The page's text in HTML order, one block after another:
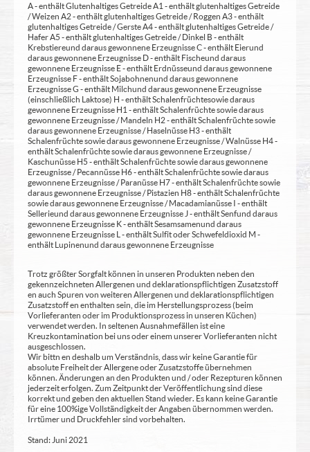
A - enthält Glutenhaltiges Getreide A1 - enthält glutenhaltiges Getreide
/ Weizen A2 - enthält glutenhaltiges Getreide / Roggen A3 - enthält
glutenhaltiges Getreide / Gerste A4 - enthält glutenhaltiges Getreide /
Hafer A5 - enthält glutenhaltiges Getreide / Dinkel B - enthält
Krebstiere und daraus gewonnene Erzeugnisse C - enthält Eier und
daraus gewonnene Erzeugnisse D - enthält Fische und daraus
gewonnene Erzeugnisse E - enthält Erdnüsse und daraus gewonnene
Erzeugnisse F - enthält Sojabohnen und daraus gewonnene
Erzeugnisse G - enthält Milch und daraus gewonnene Erzeugnisse
(einschließlich Laktose) H - enthält Schalenfrüchte sowie daraus
gewonnene Erzeugnisse H1 - enthält Schalenfrüchte sowie daraus
gewonnene Erzeugnisse / Mandeln H2 - enthält Schalenfrüchte sowie
daraus gewonnene Erzeugnisse / Haselnüsse H3 - enthält
Schalenfrüchte sowie daraus gewonnene Erzeugnisse / Walnüsse H4 -
enthält Schalenfrüchte sowie daraus gewonnene Erzeugnisse /
Kaschunüsse H5 - enthält Schalenfrüchte sowie daraus gewonnene
Erzeugnisse / Pecannüsse H6 - enthält Schalenfrüchte sowie daraus
gewonnene Erzeugnisse / Paranüsse H7 - enthält Schalenfrüchte sowie
daraus gewonnene Erzeugnisse / Pistazien H8 - enthält Schalenfrüchte
sowie daraus gewonnene Erzeugnisse / Macadamianüsse I - enthält
Sellerie und daraus gewonnene Erzeugnisse J - enthält Senf und daraus
gewonnene Erzeugnisse K - enthält Sesamsamen und daraus
gewonnene Erzeugnisse L - enthält Sulfit oder Schwefeldioxid M -
enthält Lupinen und daraus gewonnene Erzeugnisse
Trotz größter Sorgfalt können in unseren Produkten neben den
gekennzeichneten Allergenen und deklarationspflichtigen Zusatzstoff
en auch Spuren von weiteren Allergenen und deklarationspflichtigen
Zusatzstoff en enthalten sein, die im Herstellungsprozess (beim
Vorlieferanten oder im Produktionsprozess in unseren Küchen)
verwendet werden. In seltenen Ausnahmefällen ist eine
Kreuzkontamination bei uns oder einem unserer Vorlieferanten nicht
ausgeschlossen.
Wir bittn en deshalb um Verständnis, dass wir keine Garantie für
absolute Freiheit der Allergene oder Zusatzstoffe übernehmen
können. Änderungen an den Produkten und / oder Rezepturen können
jederzeit erfolgen. Zum Zeitpunkt der Veröffentlichung sind diese
korrekt und geben den aktuellen Stand wieder. Es kann keine Garantie
für eine 100%ige Vollständigkeit der Angaben übernommen werden.
Irrtümer und Druckfehler sind vorbehalten.
Stand: Juni 2021